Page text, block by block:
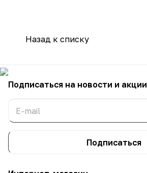
Назад к списку
Подписаться на новости и акции
Подписаться